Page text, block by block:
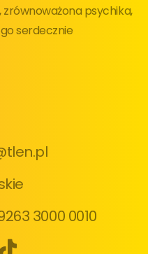
psychika,
serdecznie
3000 0010